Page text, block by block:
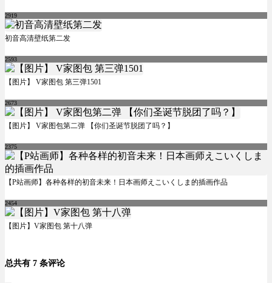
2919
初音高清壁纸第二发
2593
【图片】 V家图包 第三弹1501
2673
【图片】 V家图包第二弹 【你们圣诞节脱团了吗？】
2375
【P站画师】各种各样的初音未来！日本画师えこいくしま的插画作品
2454
【图片】V家图包 第十八弹
总共有 7 条评论